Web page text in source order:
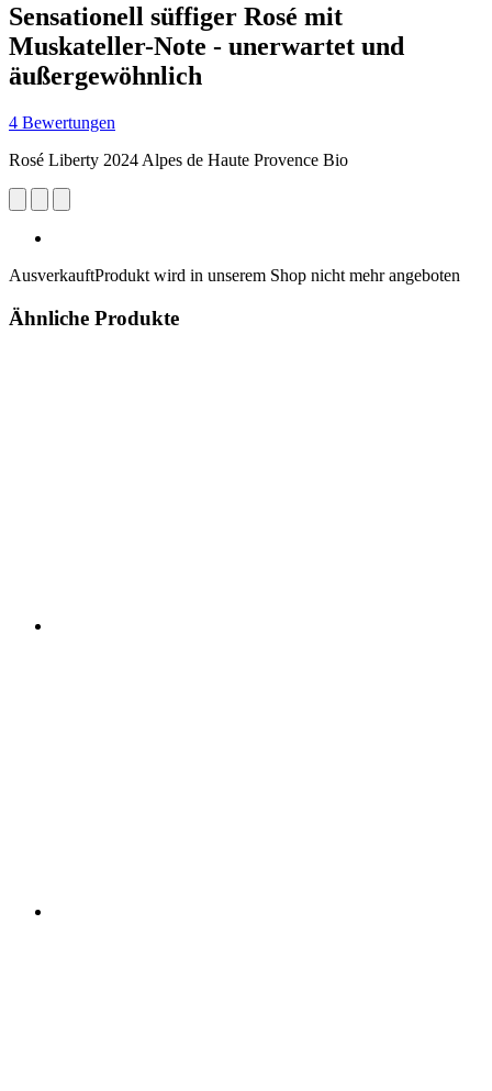
Sensationell süffiger Rosé mit
Muskateller-Note - unerwartet und
äußergewöhnlich
4 Bewertungen
Rosé Liberty 2024 Alpes de Haute Provence Bio
AusverkauftProdukt wird in unserem Shop nicht mehr angeboten
Ähnliche Produkte